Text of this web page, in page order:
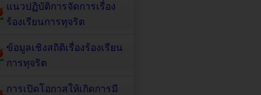
แนวปฏิบัติการจัดการเรื่อง
ร้องเรียนการทุจริต
ข้อมูลเชิงสถิติเรื่องร้องเรียน
การทุจริต
การเปิดโอกาสให้เกิดการมี